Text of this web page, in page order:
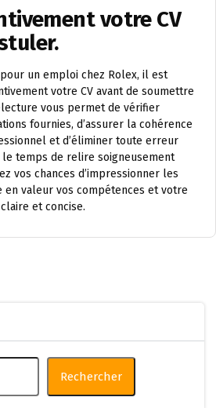
votre CV
un emploi chez Rolex, il est
votre CV avant de soumettre
vous permet de vérifier
fournies, d’assurer la cohérence
et d’éliminer toute erreur
temps de relire soigneusement
vos chances d’impressionner les
valeur vos compétences et votre
et concise.
Rechercher